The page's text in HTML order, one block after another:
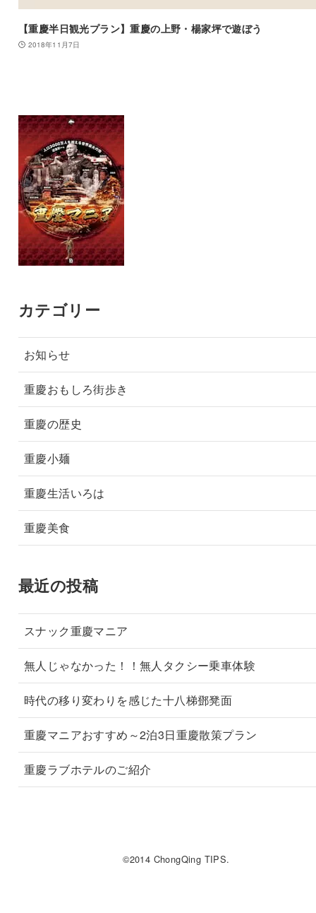
【重慶半日観光プラン】重慶の上野・楊家坪で遊ぼう
2018年11月7日
カテゴリー
お知らせ
重慶おもしろ街歩き
重慶の歴史
重慶小麺
重慶生活いろは
重慶美食
最近の投稿
スナック重慶マニア
無人じゃなかった！！無人タクシー乗車体験
時代の移り変わりを感じた十八梯鄧凳面
重慶マニアおすすめ～2泊3日重慶散策プラン
重慶ラブホテルのご紹介
©2014 ChongQing TIPS.